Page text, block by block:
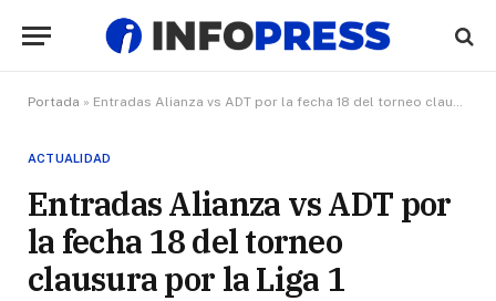
Portada » Entradas Alianza vs ADT por la fecha 18 del torneo clausura por la Liga 1
ACTUALIDAD
Entradas Alianza vs ADT por
la fecha 18 del torneo
clausura por la Liga 1